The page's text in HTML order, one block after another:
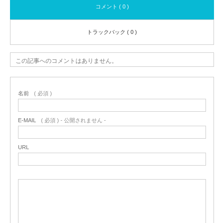
コメント ( 0 )
トラックバック ( 0 )
この記事へのコメントはありません。
名前 ( 必須 )
E-MAIL ( 必須 ) - 公開されません -
URL